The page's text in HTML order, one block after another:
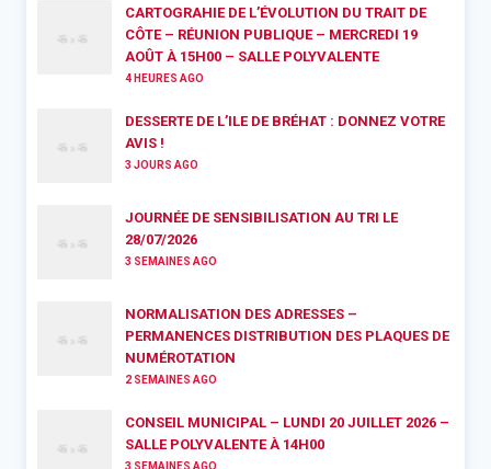
CARTOGRAHIE DE L’ÉVOLUTION DU TRAIT DE
CÔTE – RÉUNION PUBLIQUE – MERCREDI 19
AOÛT À 15H00 – SALLE POLYVALENTE
4 HEURES AGO
DESSERTE DE L’ILE DE BRÉHAT : DONNEZ VOTRE
AVIS !
3 JOURS AGO
JOURNÉE DE SENSIBILISATION AU TRI LE
28/07/2026
3 SEMAINES AGO
NORMALISATION DES ADRESSES –
PERMANENCES DISTRIBUTION DES PLAQUES DE
NUMÉROTATION
2 SEMAINES AGO
CONSEIL MUNICIPAL – LUNDI 20 JUILLET 2026 –
SALLE POLYVALENTE À 14H00
3 SEMAINES AGO